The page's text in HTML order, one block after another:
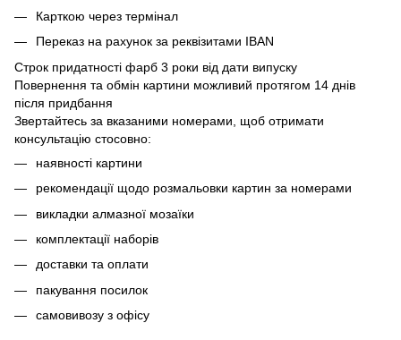
Карткою через термінал
Переказ на рахунок за реквізитами IBAN
Строк придатності фарб 3 роки від дати випуску
Повернення та обмін картини можливий протягом 14 днів
після придбання
Звертайтесь за вказаними номерами, щоб отримати
консультацію стосовно:
наявності картини
рекомендації щодо розмальовки картин за номерами
викладки алмазної мозаїки
комплектації наборів
доставки та оплати
пакування посилок
самовивозу з офісу